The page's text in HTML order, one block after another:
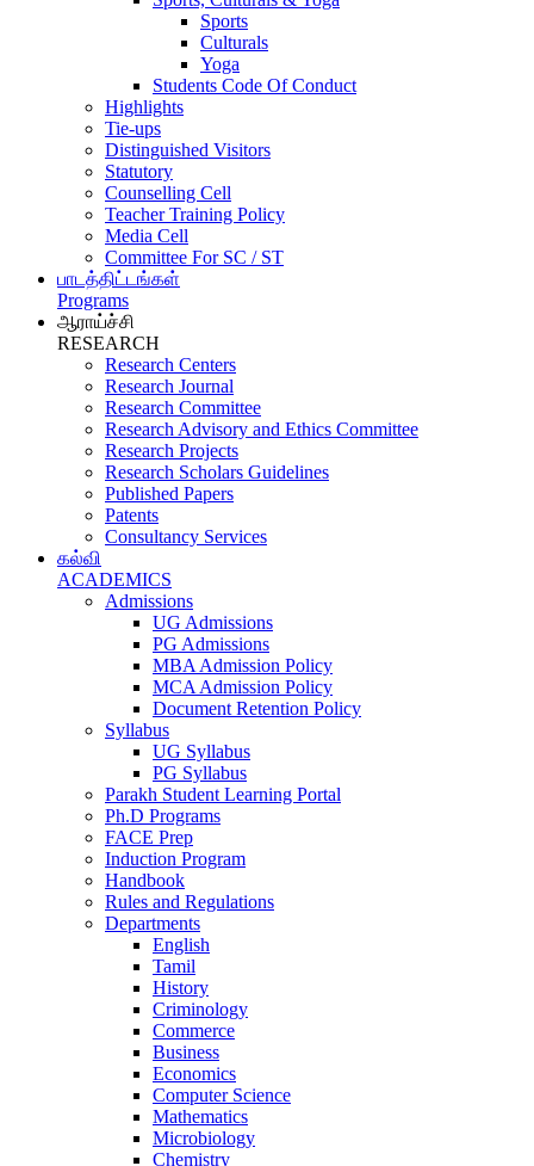
Sports
Culturals
Yoga
Students Code Of Conduct
Highlights
Tie-ups
Distinguished Visitors
Statutory
Counselling Cell
Teacher Training Policy
Media Cell
Committee For SC / ST
பாடத்திட்டங்கள்
Programs
ஆராய்ச்சி
RESEARCH
Research Centers
Research Journal
Research Committee
Research Advisory and Ethics Committee
Research Projects
Research Scholars Guidelines
Published Papers
Patents
Consultancy Services
கல்வி
ACADEMICS
Admissions
UG Admissions
PG Admissions
MBA Admission Policy
MCA Admission Policy
Document Retention Policy
Syllabus
UG Syllabus
PG Syllabus
Parakh Student Learning Portal
Ph.D Programs
FACE Prep
Induction Program
Handbook
Rules and Regulations
Departments
English
Tamil
History
Criminology
Commerce
Business
Economics
Computer Science
Mathematics
Microbiology
Chemistry